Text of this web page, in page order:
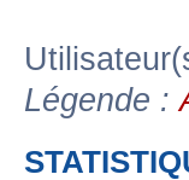
Légende :